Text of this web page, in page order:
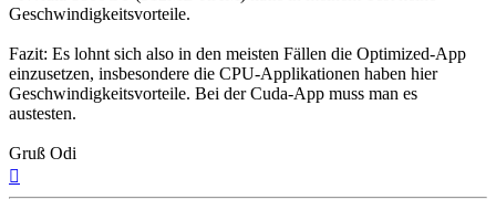
Geschwindigkeitsvorteile.
Fazit: Es lohnt sich also in den meisten Fällen die Optimized-App
einzusetzen, insbesondere die CPU-Applikationen haben hier
Geschwindigkeitsvorteile. Bei der Cuda-App muss man es
austesten.
Gruß Odi